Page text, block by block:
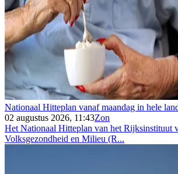
Nationaal Hitteplan vanaf maandag in hele
02 augustus 2026, 11:43Zon
Het Nationaal Hitteplan van het Rijksinstituut
Volksgezondheid en Milieu (R...